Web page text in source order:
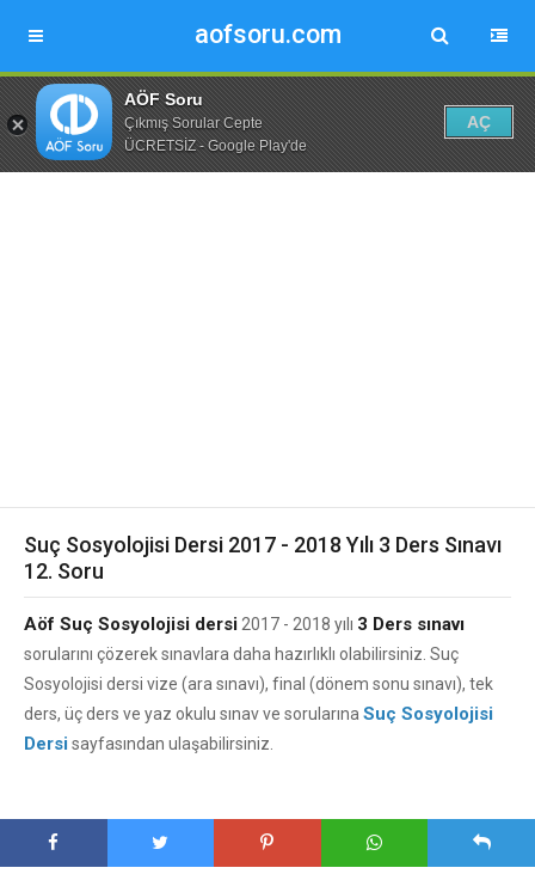
aofsoru.com
AÖF Soru
Çıkmış Sorular Cepte
ÜCRETSİZ - Google Play'de
AÇ
Suç Sosyolojisi Dersi 2017 - 2018 Yılı 3 Ders Sınavı
12. Soru
Aöf Suç Sosyolojisi dersi 2017 - 2018 yılı 3 Ders sınavı
sorularını çözerek sınavlara daha hazırlıklı olabilirsiniz. Suç
Sosyolojisi dersi vize (ara sınavı), final (dönem sonu sınavı), tek
ders, üç ders ve yaz okulu sınav ve sorularına Suç Sosyolojisi
Dersisayfasından ulaşabilirsiniz.